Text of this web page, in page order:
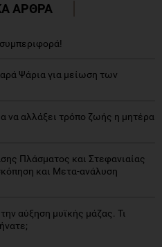
ΑΡΘΡΑ
Ψάρια για μείωση των
να αλλάξει τρόπο ζωής η μητέρα
Πλάσματος και Στεφανιαίας
και Μετα-ανάλυση
αύξηση μυϊκής μάζας. Τι